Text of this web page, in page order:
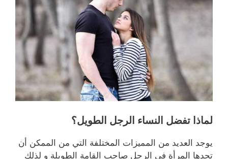
لماذا تفضل النساء الرجل الطويل؟
يوجد العديد من المميزات المختلفة التي من الممكن أن
تجدها المرأة في الرجل صاحب القامة الطويلة و لذلك